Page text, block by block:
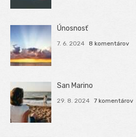
Únosnosť
7. 6. 2024 8 komentárov
San Marino
29. 8. 2024 7 komentárov